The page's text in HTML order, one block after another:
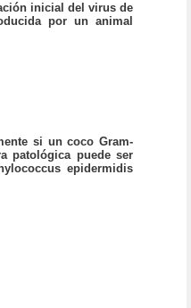
inicial del virus de
por un animal
si un coco Gram-
patológica puede ser
epidermidis